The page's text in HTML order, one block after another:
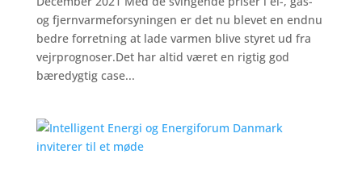
og fjernvarmeforsyningen er det nu blevet en endnu
bedre forretning at lade varmen blive styret ud fra
vejrprognoser.Det har altid været en rigtig god
bæredygtig case...